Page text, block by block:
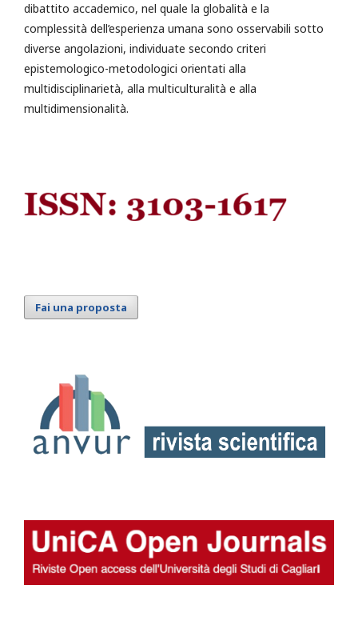
dibattito accademico, nel quale la globalità e la
complessità dell’esperienza umana sono osservabili sotto
diverse angolazioni, individuate secondo criteri
epistemologico-metodologici orientati alla
multidisciplinarietà, alla multiculturalità e alla
multidimensionalità.
Fai una proposta